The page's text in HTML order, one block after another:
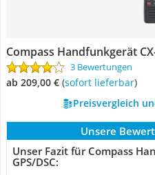
Compass Handfunkgerät
3 Bewertungen
ab 209,00 € ( Sofort lieferbar)
Preisvergleich
Unsere
Unser Fazit für Compass
GPS/DSC: